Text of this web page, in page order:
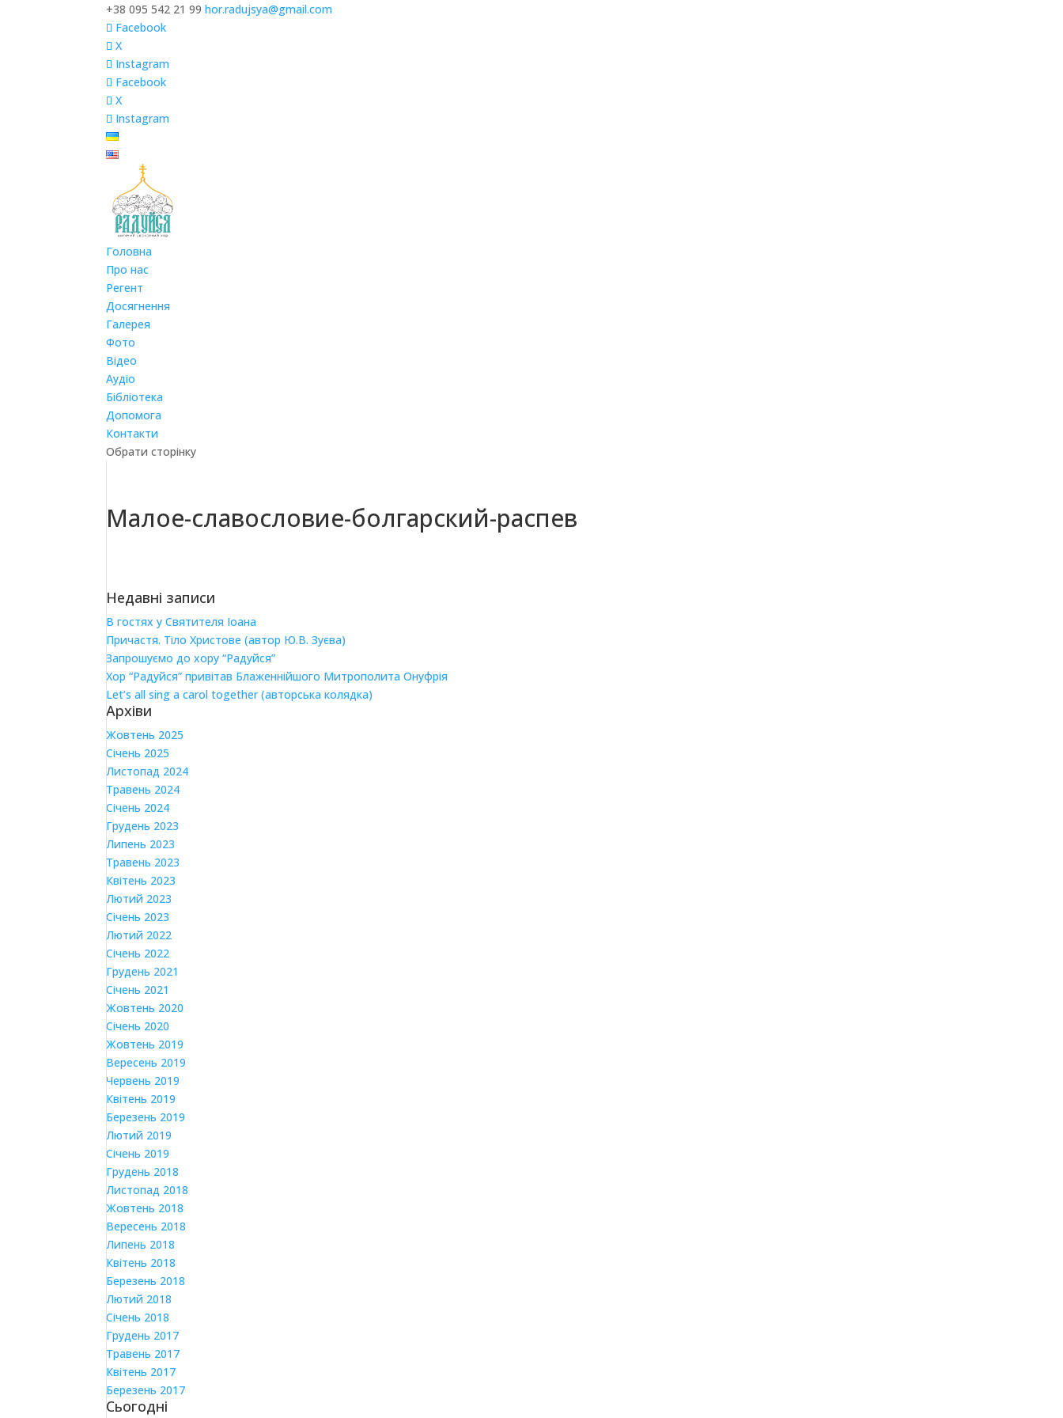
+38 095 542 21 99 hor.radujsya@gmail.com
Facebook
X
Instagram
Facebook
X
Instagram
Головна
Про нас
Регент
Досягнення
Галерея
Фото
Відео
Аудіо
Бібліотека
Допомога
Контакти
Обрати сторінку
Малое-славословие-болгарский-распев
Недавні записи
В гостях у Святителя Іоана
Причастя. Тіло Христове (автор Ю.В. Зуєва)
Запрошуємо до хору “Радуйся”
Хор “Радуйся” привітав Блаженнійшого Митрополита Онуфрія
Let’s all sing a carol together (авторська колядка)
Архіви
Жовтень 2025
Січень 2025
Листопад 2024
Травень 2024
Січень 2024
Грудень 2023
Липень 2023
Травень 2023
Квітень 2023
Лютий 2023
Січень 2023
Лютий 2022
Січень 2022
Грудень 2021
Січень 2021
Жовтень 2020
Січень 2020
Жовтень 2019
Вересень 2019
Червень 2019
Квітень 2019
Березень 2019
Лютий 2019
Січень 2019
Грудень 2018
Листопад 2018
Жовтень 2018
Вересень 2018
Липень 2018
Квітень 2018
Березень 2018
Лютий 2018
Січень 2018
Грудень 2017
Травень 2017
Квітень 2017
Березень 2017
Сьогодні